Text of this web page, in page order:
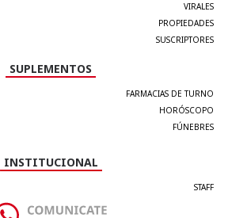
VIRALES
PROPIEDADES
SUSCRIPTORES
SUPLEMENTOS
FARMACIAS DE TURNO
HORÓSCOPO
FÚNEBRES
INSTITUCIONAL
STAFF